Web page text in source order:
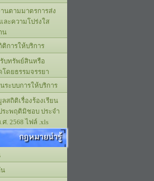
นตามมาตรการส่ง
ะความโปร่งใส
น
การให้บริการ
บทรัพย์สินหรือ
ดยธรรมจรรยา
ระบบการให้บริการ
สถิติเรื่องร้องเรียน
ระพฤติมิชอบ ประจำ
. 2568 ไฟล์ .xls
กฎหมายน่ารู้
น